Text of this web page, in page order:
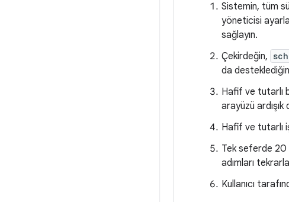
Sistemin, tüm
yöneticisi
sağlayın.
Çekirdeğin,
da
Hafif ve tutarlı
arayüzü
Hafif ve tutarlı
Tek seferde 20
adımları
Kullanıcı